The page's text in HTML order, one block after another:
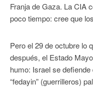
Franja de Gaza. La CIA
poco tiempo: cree que
Pero el 29 de octubre lo
después, el Estado
humo: Israel se
“fedayin” (guerrilleros)